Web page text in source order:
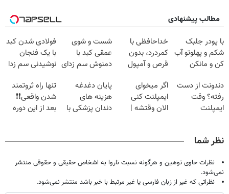
مطالب پیشنهادی
با پودر جلبک
شکم و پهلوتو آب
کن و مانکن
امشب)
خداحافظی با
کمردرد، بدون
قرص و آمپول
شست و شوی
عمقی کبد با
دمنوش سم زدای
فولادی شدن کبد
با یک فنجان
نوشیدنی سم زدا
دندونت از دست
رفته؟ وقت
ایمپلنت
اگر میخوای
ایمپلنت کنی
الان وقتشه |
پایان دغدغه
هزینه های
دندان پزشکی با
تنها راه ثروتمند
شدن واقعی❗❗
بعد از این دوره
نظر شما
نظرات حاوی توهین و هرگونه نسبت ناروا به اشخاص حقیقی و حقوقی منتشر
نمی‌شود.
نظراتی که غیر از زبان فارسی یا غیر مرتبط با خبر باشد منتشر نمی‌شود.